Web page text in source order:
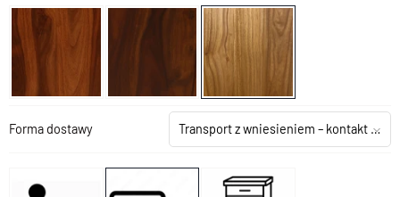
Forma dostawy Transport z wniesieniem – kontakt z salonem